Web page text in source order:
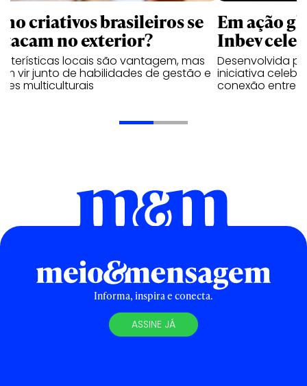
criativos brasileiros se
no exterior?
locais são vantagem, mas
vir junto de habilidades de gestão e
multiculturais
Em ação
Inbev
Desenvolvida
iniciativa
conexão entre
Informa, inspira e conecta.
ASSINE JÁ